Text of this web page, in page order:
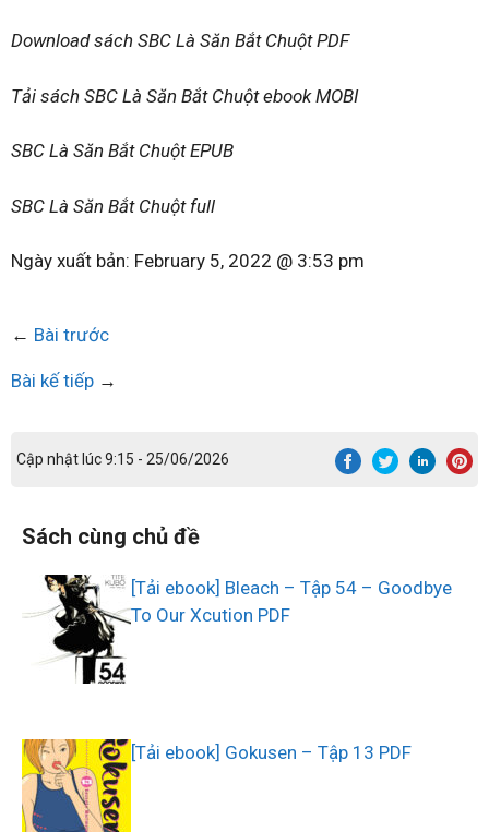
Download sách SBC Là Săn Bắt Chuột PDF
Tải sách SBC Là Săn Bắt Chuột ebook MOBI
SBC Là Săn Bắt Chuột EPUB
SBC Là Săn Bắt Chuột full
Ngày xuất bản: February 5, 2022 @ 3:53 pm
← Bài trước
Bài kế tiếp →
Cập nhật lúc 9:15 - 25/06/2026
Sách cùng chủ đề
[Tải ebook] Bleach – Tập 54 – Goodbye
To Our Xcution PDF
[Tải ebook] Gokusen – Tập 13 PDF